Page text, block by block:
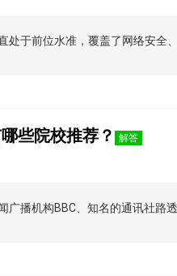
处于前位水准，覆盖了网络安全
些院校推荐？ 解答
广播机构BBC、知名的通讯社路